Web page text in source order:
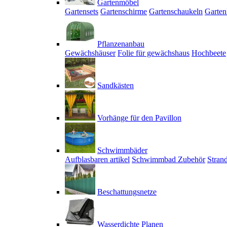
Gartenmöbel
Gartensets Gartenschirme Gartenschaukeln
Pflanzenanbau
Gewächshäuser Folie für gewächshaus Hochbeete
Sandkästen
Vorhänge für den Pavillon
Schwimmbäder
Aufblasbaren artikel Schwimmbad Zubehör
Beschattungsnetze
Wasserdichte Planen